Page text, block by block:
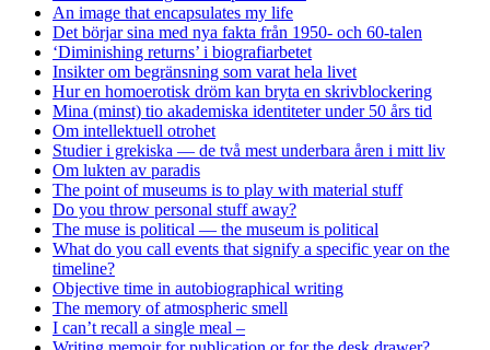
An image that encapsulates my life
Det börjar sina med nya fakta från 1950- och 60-talen
‘Diminishing returns’ i biografiarbetet
Insikter om begränsning som varat hela livet
Hur en homoerotisk dröm kan bryta en skrivblockering
Mina (minst) tio akademiska identiteter under 50 års tid
Om intellektuell otrohet
Studier i grekiska — de två mest underbara åren i mitt liv
Om lukten av paradis
The point of museums is to play with material stuff
Do you throw personal stuff away?
The muse is political — the museum is political
What do you call events that signify a specific year on the
timeline?
Objective time in autobiographical writing
The memory of atmospheric smell
I can’t recall a single meal –